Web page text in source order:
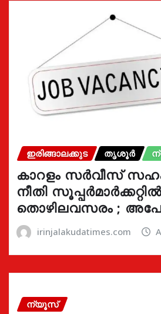
ഇരിങ്ങാലക്കുട തൃശൂർ
കാറളം സർവീസ്
നീതി
തൊഴിലവസരം ;
irinjalakudatimes.com
ന്യൂസ്